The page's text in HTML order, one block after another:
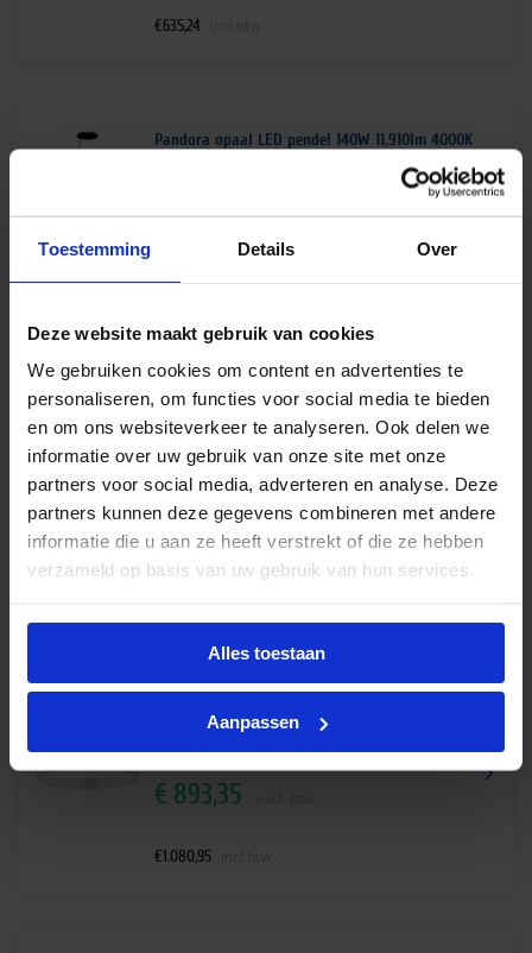
Toestemming Details Over
Deze website maakt gebruik van cookies
We gebruiken cookies om content en advertenties te
personaliseren, om functies voor social media te bieden
en om ons websiteverkeer te analyseren. Ook delen we
informatie over uw gebruik van onze site met onze
partners voor social media, adverteren en analyse. Deze
partners kunnen deze gegevens combineren met andere
informatie die u aan ze heeft verstrekt of die ze hebben
verzameld op basis van uw gebruik van hun services.
Alles toestaan
Aanpassen
€635,24
Pandora opaal LED pendel 140W 11.910lm 4000K
1.908,71 excl. btw
Pandora opaal LED pendel 85W 7225lm 4000K
ø1200mm wit – pendelset 3 meter
Levertijd 6-8 weken
€ 688,71 excl. btw
€833,34 incl.btw
Pandora opaal LED pendel 105W 8935lm 4000K
ø1500mm wit – pendelset 3 meter
Levertijd 6-8 weken
€ 893,35
€1.080,95